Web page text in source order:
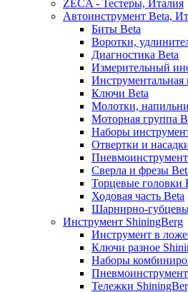
ZECA - Тестеры, Италия
Автоинструмент Beta,
Биты Beta
Воротки,
Диагностика Beta
Измерительный
Инструментальная
Ключи Beta
Молотки,
Моторная группа
Наборы
Отвертки и
Сверла и фрезы
Торцевые головки
Ходовая часть Beta
Шарнирно-
Инструмент ShiningBerg
Инструмент в
Ключи разное
Наборы
Тележки